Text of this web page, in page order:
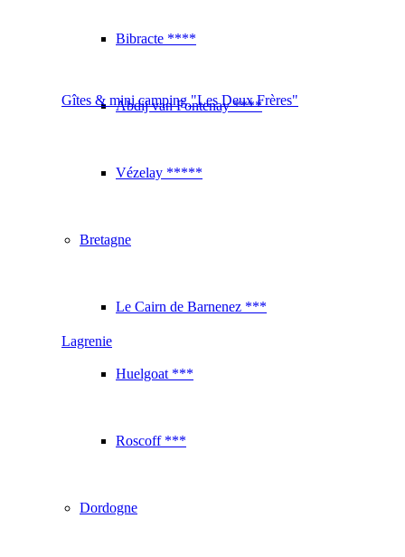
Bibracte ****
Abdij van Fontenay ****
Vézelay *****
Bretagne
Le Cairn de Barnenez ***
Huelgoat ***
Roscoff ***
Dordogne
Gîtes & mini camping "Les Deux Frères"
Lagrenie